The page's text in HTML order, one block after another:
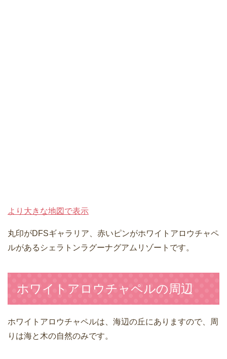
より大きな地図で表示
丸印がDFSギャラリア、赤いピンがホワイトアロウチャペ
ルがあるシェラトンラグーナグアムリゾートです。
ホワイトアロウチャペルの周辺
ホワイトアロウチャペルは、海辺の丘にありますので、周
りは海と木の自然のみです。